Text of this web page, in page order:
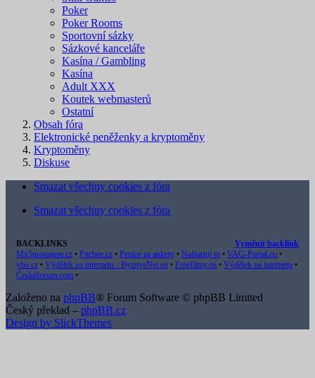
Poker
Poker Rooms
Sportovní sázky
Sázkové kanceláře
Kasína / Gambling
Kasína
Adult XXX
Koutek webmasterů
Ostatní
Obsah fóra
Elektronické peněženky a kryptoměny
Kryptoměny
Diskuse
Smazat všechny cookies z fóra
Smazat všechny cookies z fóra
BACKLINKS
Vyměnit backlink
Mx5pronajem.cz • Pitchee.cz • Peníze za ankety • Naštartuj to • VAG-Portal.eu •
ybo.cz • Výdělek na internetu - ByznysNet.eu • Freefilmy.eu • Výdělek na internetu •
Českéforum.com •
Založeno na phpBB® Forum Software © phpBB Limited
Český překlad – phpBB.cz
Design by SlickThemes